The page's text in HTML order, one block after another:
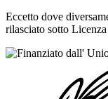
Eccetto dove
rilasciato sotto